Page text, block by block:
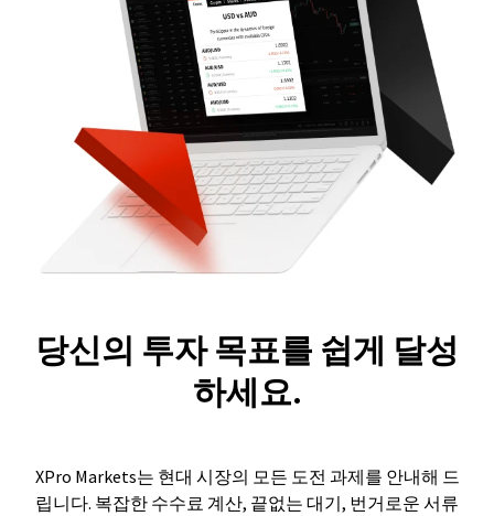
당신의 투자 목표를 쉽게 달성
하세요.
XPro Markets는 현대 시장의 모든 도전 과제를 안내해 드
립니다. 복잡한 수수료 계산, 끝없는 대기, 번거로운 서류